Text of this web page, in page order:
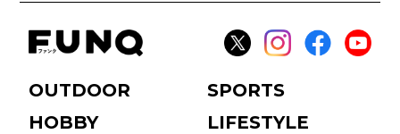
OUTDOOR
SPORTS
HOBBY
LIFESTYLE